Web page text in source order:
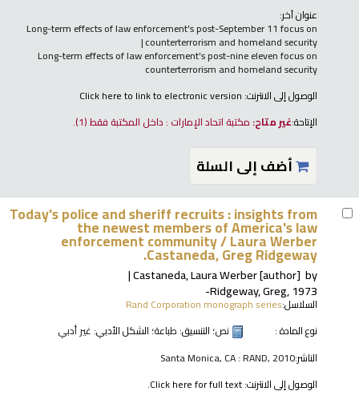
عنوان آخر:
Long-term effects of law enforcement's post-September 11 focus on
counterterrorism and homeland security
Long-term effects of law enforcement's post-nine eleven focus on
counterterrorism and homeland security
الوصول إلى الانترنت: Click here to link to electronic version
الإتاحة:غير متاح: مكتبة اتحاد الإمارات : داخل المكتبة فقط(1).
أضف إلى السلة
Today's police and sheriff recruits : insights from
the newest members of America's law
enforcement community /Laura Werber
Castaneda, Greg Ridgeway.
by
Castaneda, Laura Werber[author]
Ridgeway, Greg, 1973-
السلاسل:Rand Corporation monograph series
نوع المادة :
نص؛ التنسيق: طباعة؛ الشكل الأدبي: غير أدبي
الناشر:Santa Monica, CA : RAND, 2010
الوصول إلى الانترنت:Click here for full text.